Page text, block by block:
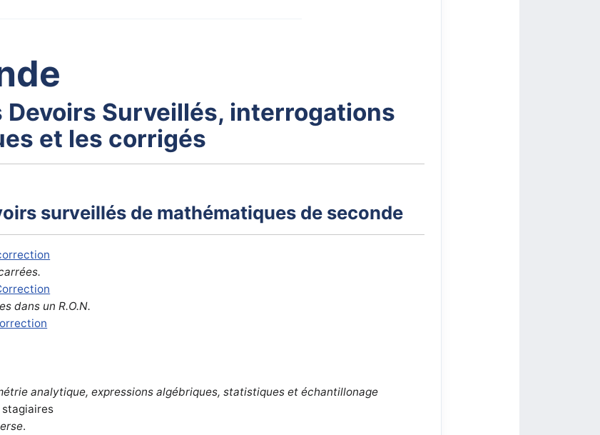
Devoirs Surveillés, interrogations
et les corrigés
surveillés de mathématiques de seconde
dans un R.O.N.
analytique, expressions algébriques, statistiques et échantillonage
stagiaires
.